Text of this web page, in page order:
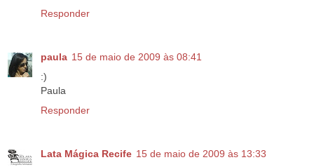
Responder
paula 15 de maio de 2009 às 08:41
:)
Paula
Responder
Lata Mágica Recife 15 de maio de 2009 às 13:33